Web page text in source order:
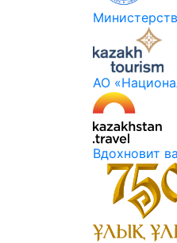
АО
Вдохновит